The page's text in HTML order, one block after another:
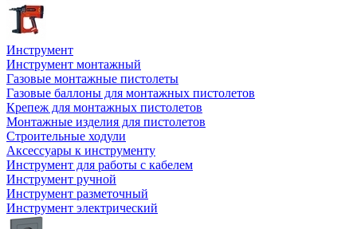
Инструмент
Инструмент монтажный
Газовые монтажные пистолеты
Газовые баллоны для монтажных пистолетов
Крепеж для монтажных пистолетов
Монтажные изделия для пистолетов
Строительные ходули
Аксессуары к инструменту
Инструмент для работы с кабелем
Инструмент ручной
Инструмент разметочный
Инструмент электрический